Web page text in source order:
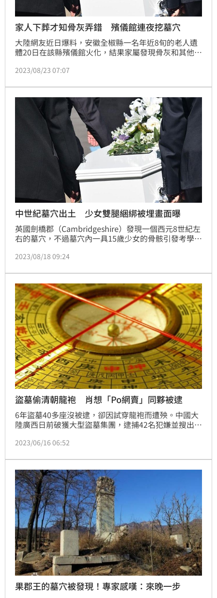
家人下葬才知骨灰弄錯 殯儀館連夜挖墓穴
大陸網友近日爆料，安徽全椒縣一名年近8旬的老人遺
體20日在該縣殯儀館火化，結果家屬發現骨灰和其他逝
館領取的骨灰剛下葬，下午就被告知骨灰弄錯了。對
事，到時候會出具最終的調查結果。
2023/08/23 07:07
中世紀墓穴出土 少女雙腿綑綁被埋畫面曝
英國劍橋郡（Cambridgeshire）發現一個西元8世紀左
右的墓穴，不過墓穴內一具15歲少女的骨骸引發考學家
古學家認為，這樣的埋葬方式是為了避免她復活。
2023/08/18 09:24
盜墓偷清朝龍袍 肖想「Po網賣」同夥被逮
6年盜墓40多座沒被逮，卻因試穿龍袍而遭殃。中國大
陸廣西日前破獲大型盜墓集團，逮捕42名犯嫌並搜出
甘肅和貴州的盜墓賊落網的關鍵，卻是其中一名主嫌試
2023/06/16 06:52
果郡王的墓穴被發現！專家感嘆：來晚一步